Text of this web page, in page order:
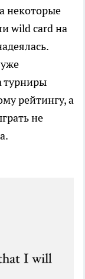
некоторые
wild card на
турниры
рейтингу, а
не